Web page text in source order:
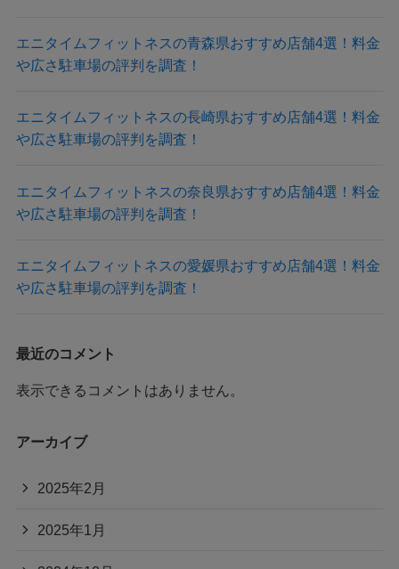
エニタイムフィットネスの青森県おすすめ店舗4選！料金
や広さ駐車場の評判を調査！
エニタイムフィットネスの長崎県おすすめ店舗4選！料金
や広さ駐車場の評判を調査！
エニタイムフィットネスの奈良県おすすめ店舗4選！料金
や広さ駐車場の評判を調査！
エニタイムフィットネスの愛媛県おすすめ店舗4選！料金
や広さ駐車場の評判を調査！
最近のコメント
表示できるコメントはありません。
アーカイブ
2025年2月
2025年1月